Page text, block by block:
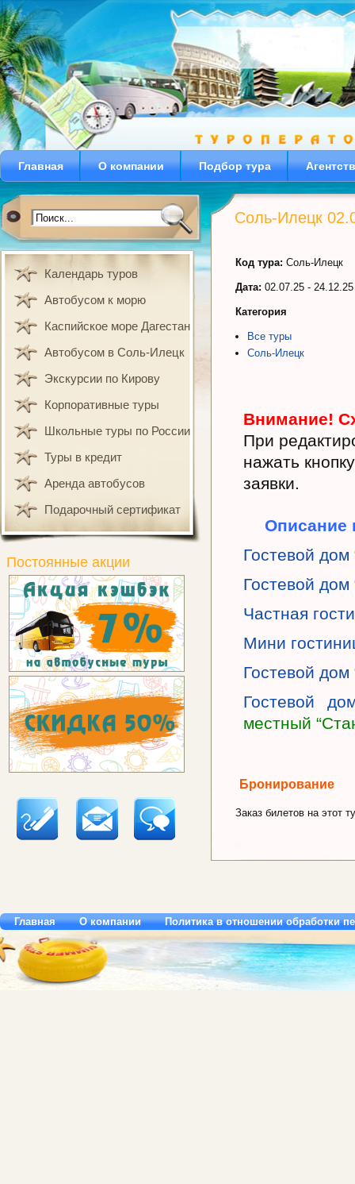
Главная О компании Подбор тура
Соль-Илецк
Код тура: Соль-Илецк
Дата: 02.07.25 - 24.12.25
Категория
Все туры
Соль-Илецк
Внимание!
При
нажать
заявки.
Описание
Гостевой дом
Гостевой дом
Частная
Мини
Гостевой дом
Гостевой
местный
Бронирование
Заказ билетов на этот
Календарь туров
Автобусом к морю
Каспийское море Дагестан
Автобусом в Соль-Илецк
Экскурсии по Кирову
Корпоративные туры
Школьные туры по России
Туры в кредит
Аренда автобусов
Подарочный сертификат
Постоянные акции
Главная О компании Политика в отношении обработки